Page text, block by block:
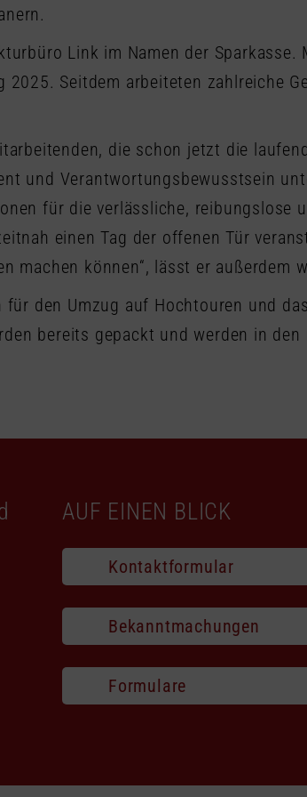
Link im Namen der
2025. Seitdem arbeiteten zahlreiche
die schon jetzt die
und Verantwortungsbewusstsein
für die verlässliche, reibungslose
einen Tag der offenen Tür
machen können“, lässt er außerdem
den Umzug auf Hochtouren und
bereits gepackt und werden in
AUF EINEN BLICK
Kontaktformular
Bekanntmachungen
Formulare